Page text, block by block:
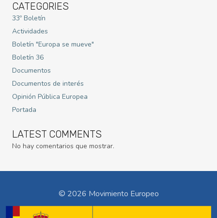
CATEGORIES
33º Boletín
Actividades
Boletín "Europa se mueve"
Boletín 36
Documentos
Documentos de interés
Opinión Pública Europea
Portada
LATEST COMMENTS
No hay comentarios que mostrar.
© 2026 Movimiento Europeo